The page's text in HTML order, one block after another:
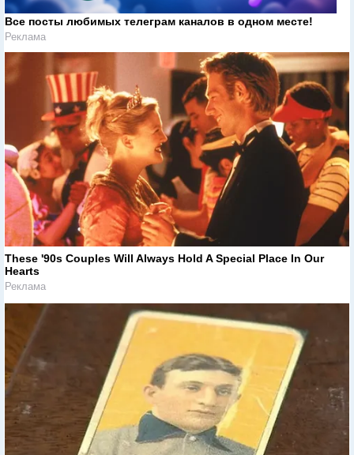
Все посты любимых телеграм каналов в одном месте!
Реклама
These '90s Couples Will Always Hold A Special Place In Our
Hearts
Реклама